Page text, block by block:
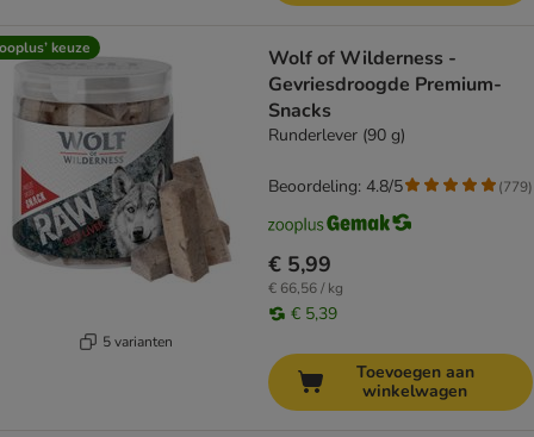
keuze
5 varianten
Wolf of Wilderness -
Gevriesdroogde Premium-
Snacks
Runderlever (90 g)
€ 5,99
€ 66,56 / kg
€ 5,39
Beoordeling: 4.8/5 (779)
Toevoegen aan
winkelwagen